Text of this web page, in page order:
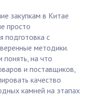
закупкам в Китае
просто
подготовка с
методики.
на что
и поставщиков,
качество
камней на этапах